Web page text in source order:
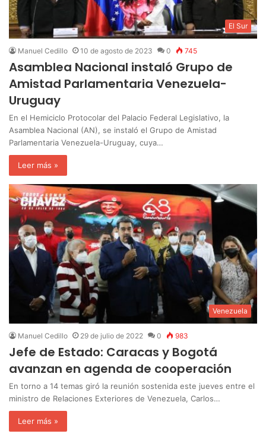
El Sur
Manuel Cedillo 10 de agosto de 2023 0 745
Asamblea Nacional instaló Grupo de
Amistad Parlamentaria Venezuela-
Uruguay
En el Hemiciclo Protocolar del Palacio Federal Legislativo, la
Asamblea Nacional (AN), se instaló el Grupo de Amistad
Parlamentaria Venezuela-Uruguay, cuya…
Leer más »
Venezuela
Manuel Cedillo 29 de julio de 2022 0 983
Jefe de Estado: Caracas y Bogotá
avanzan en agenda de cooperación
En torno a 14 temas giró la reunión sostenida este jueves entre el
ministro de Relaciones Exteriores de Venezuela, Carlos…
Leer más »